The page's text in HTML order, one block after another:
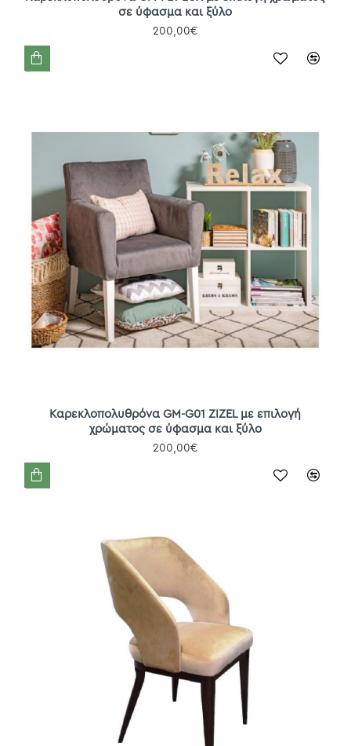
σε ύφασμα και ξύλο
200,00€
Καρεκλοπολυθρόνα GM-G01 ZIZEL με επιλογή
χρώματος σε ύφασμα και ξύλο
200,00€